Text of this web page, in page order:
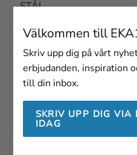
STÅL
BLADFINISH
BLADFORM
(SKINNING)
BLADFORM
(GUTTING)
Välkommen till
Skriv upp dig på vårt
erbjudanden, inspiration
till din inbox.
SKRIV UPP DIG VIA
IDAG